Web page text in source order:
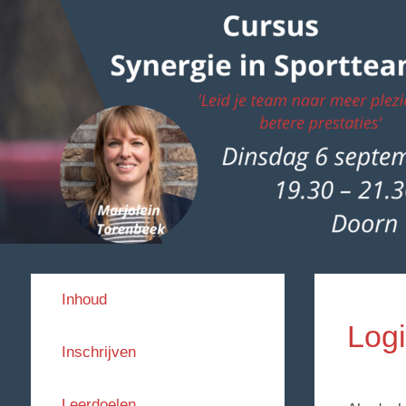
Inhoud
Inschrijven